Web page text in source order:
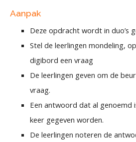
Aanpak
Deze opdracht wordt in duo’s
Stel de leerlingen mondeling,
digibord een vraag
De leerlingen geven om de
vraag.
Een antwoord dat al genoemd
keer gegeven worden.
De leerlingen noteren de